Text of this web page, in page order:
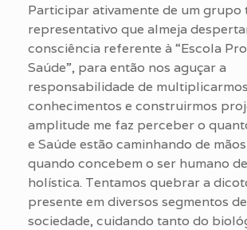
Participar ativamente de um grupo
representativo que almeja
consciência referente à “Escola
Saúde”, para então nos aguçar a
responsabilidade de
conhecimentos e construirmos
amplitude me faz perceber o
e Saúde estão caminhando de
quando concebem o ser humano
holística. Tentamos quebrar a
presente em diversos segmentos
sociedade, cuidando tanto do